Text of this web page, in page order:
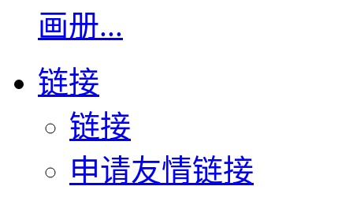
画册...
链接
链接
申请友情链接